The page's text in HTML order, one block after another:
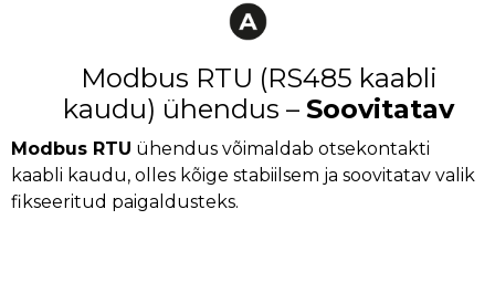
Modbus RTU (RS485 kaabli
kaudu) ühendus – Soovitatav
Modbus RTU ühendus võimaldab otsekontakti
kaabli kaudu, olles kõige stabiilsem ja soovitatav valik
fikseeritud paigaldusteks.